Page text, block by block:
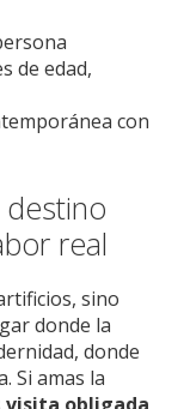
de edad,
con
destino
real
sino
donde la
donde
Si amas la